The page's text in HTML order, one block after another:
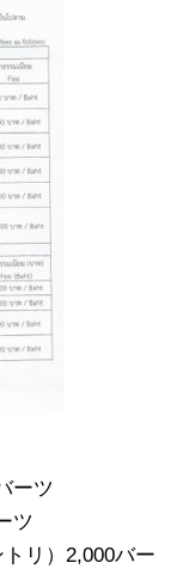
ーツ
ツ
リ）2,000バー